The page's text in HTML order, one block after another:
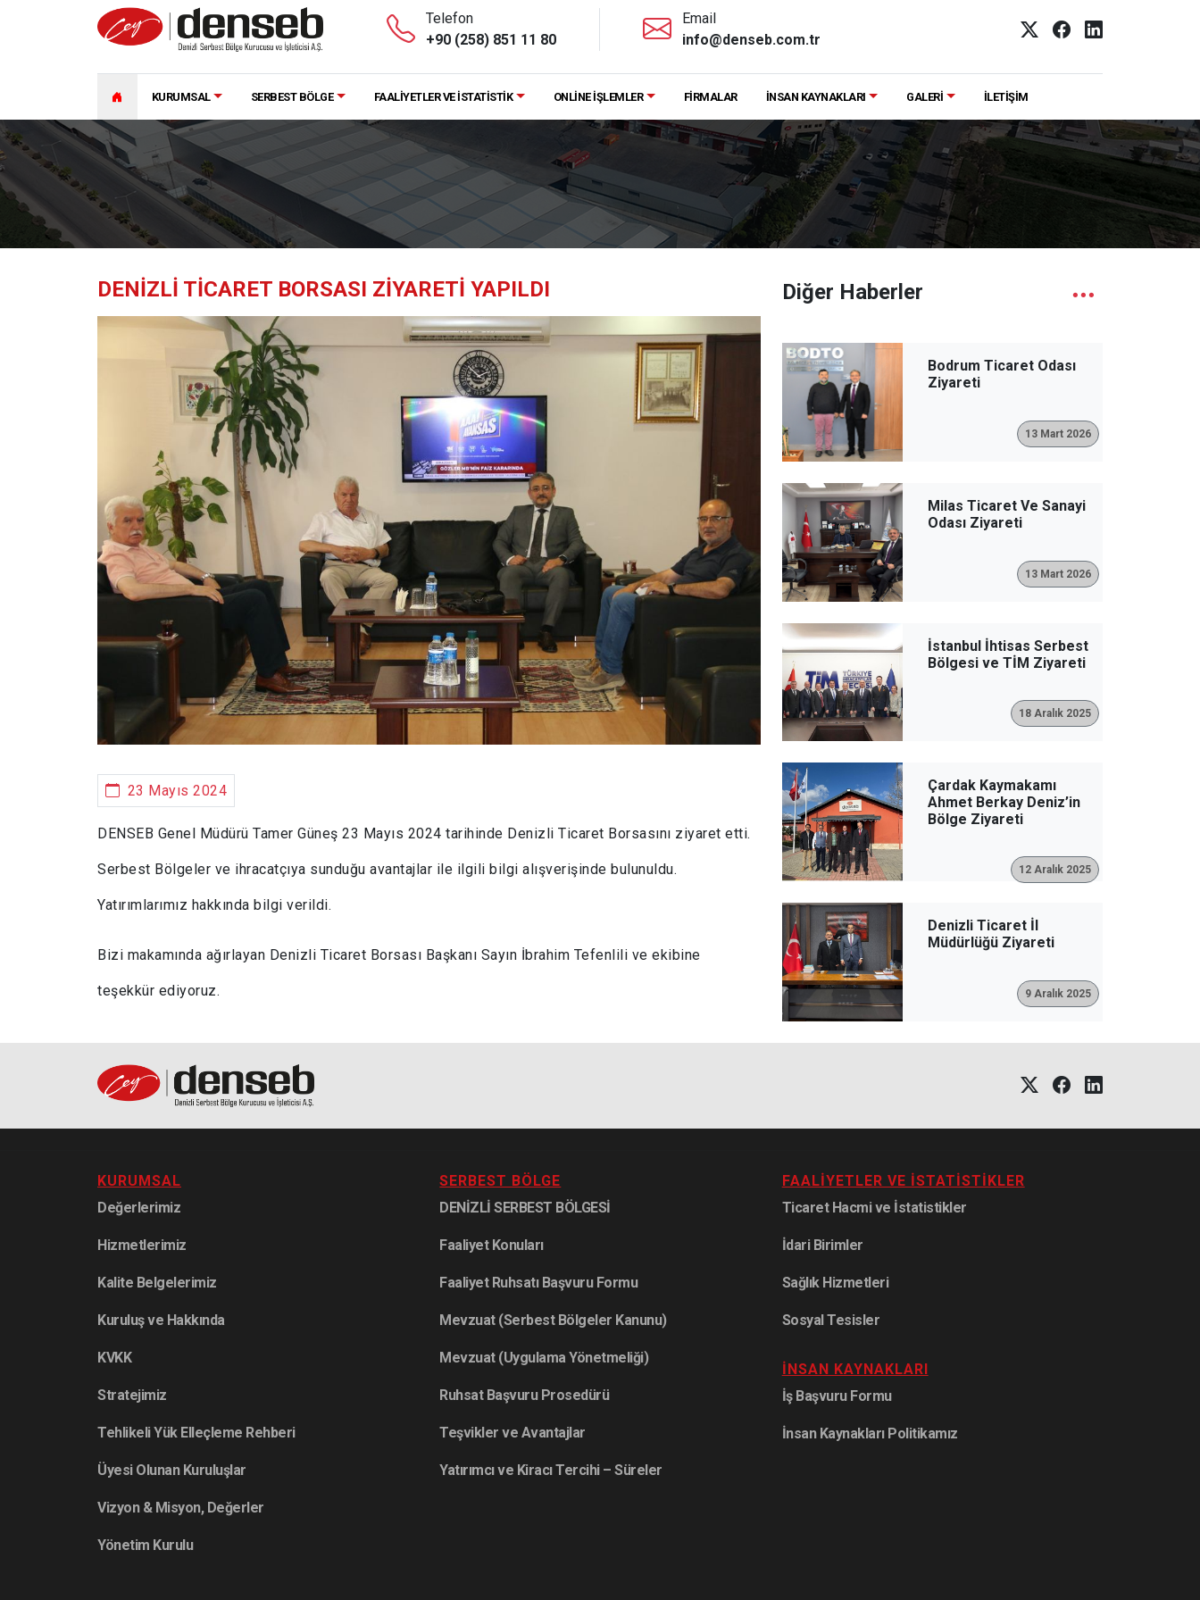
Telefon
+90 (258) 851 11 80
Email
info@denseb.com.tr
KURUMSAL SERBEST BÖLGE FAALİYETLER VE İSTATİSTİK ONLİNE İŞLEMLER FİRMALAR İNSAN KAYNAKLARI GALERİ İLETİŞİM
DENIZLI TICARET BORSASI ZIYARETI YAPILDI
23 Mayıs 2024
DENSEB Genel Müdürü Tamer Güneş 23 Mayıs 2024 tarihinde Denizli Ticaret Borsasını ziyaret etti.
Serbest Bölgeler ve ihracatçıya sunduğu avantajlar ile ilgili bilgi alışverişinde bulunuldu.
Yatırımlarımız hakkında bilgi verildi.
Bizi makamında ağırlayan Denizli Ticaret Borsası Başkanı Sayın İbrahim Tefenlili ve ekibine
teşekkür ediyoruz.
Diğer Haberler
Bodrum Ticaret Odası
Ziyareti
13 Mart 2026
Milas Ticaret Ve Sanayi
Odası Ziyareti
13 Mart 2026
İstanbul İhtisas Serbest
Bölgesi ve TİM Ziyareti
18 Aralık 2025
Çardak Kaymakamı
Ahmet Berkay Deniz’in
Bölge Ziyareti
12 Aralık 2025
Denizli Ticaret İl
Müdürlüğü Ziyareti
9 Aralık 2025
KURUMSAL
Değerlerimiz
Hizmetlerimiz
Kalite Belgelerimiz
Kuruluş ve Hakkında
KVKK
Stratejimiz
Tehlikeli Yük Elleçleme Rehberi
Üyesi Olunan Kuruluşlar
Vizyon & Misyon, Değerler
Yönetim Kurulu
SERBEST BÖLGE
DENİZLİ SERBEST BÖLGESİ
Faaliyet Konuları
Faaliyet Ruhsatı Başvuru Formu
Mevzuat (Serbest Bölgeler Kanunu)
Mevzuat (Uygulama Yönetmeliği)
Ruhsat Başvuru Prosedürü
Teşvikler ve Avantajlar
Yatırımcı ve Kiracı Tercihi – Süreler
FAALIYETLER VE İSTATISTIKLER
Ticaret Hacmi ve İstatistikler
İdari Birimler
Sağlık Hizmetleri
Sosyal Tesisler
İNSAN KAYNAKLARI
İş Başvuru Formu
İnsan Kaynakları Politikamız